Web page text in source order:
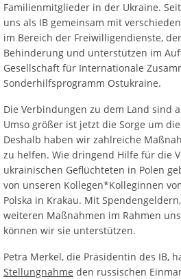
Familienmitglieder in der Ukraine.
uns als IB gemeinsam mit
im Bereich der Freiwilligendienste,
Behinderung und unterstützen im
Gesellschaft für Internationale
Sonderhilfsprogramm Ostukraine.
Die Verbindungen zu dem Land sind
Umso größer ist jetzt die Sorge um
Deshalb haben wir zahlreiche
zu helfen. Wie dringend Hilfe für die
ukrainischen Geflüchteten in Polen
von unseren Kollegen*Kolleginnen
Polska in Krakau. Mit
weiteren Maßnahmen im Rahmen
können wir sie unterstützen.
Petra Merkel, die Präsidentin des IB,
Stellungnahme den russischen